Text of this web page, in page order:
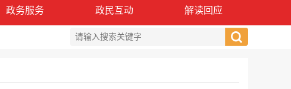
政务服务 政民互动 解读回应